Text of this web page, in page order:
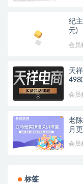
纪
元)
会员
天
会员
老
月
会员
标签